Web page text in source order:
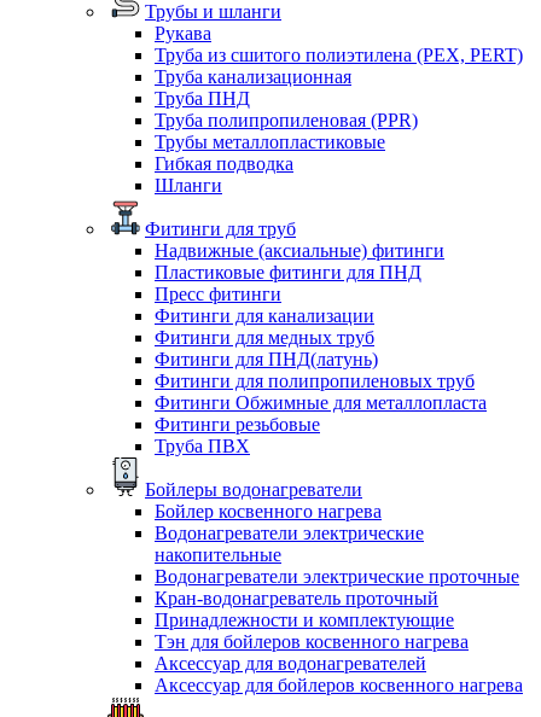
Трубы и шланги
Рукава
Труба из сшитого полиэтилена (PEX, PERT)
Труба канализационная
Труба ПНД
Труба полипропиленовая (PPR)
Трубы металлопластиковые
Гибкая подводка
Шланги
Фитинги для труб
Надвижные (аксиальные) фитинги
Пластиковые фитинги для ПНД
Пресс фитинги
Фитинги для канализации
Фитинги для медных труб
Фитинги для ПНД(латунь)
Фитинги для полипропиленовых труб
Фитинги Обжимные для металлопласта
Фитинги резьбовые
Труба ПВХ
Бойлеры водонагреватели
Бойлер косвенного нагрева
Водонагреватели электрические
накопительные
Водонагреватели электрические проточные
Кран-водонагреватель проточный
Принадлежности и комплектующие
Тэн для бойлеров косвенного нагрева
Аксессуар для водонагревателей
Аксессуар для бойлеров косвенного нагрева